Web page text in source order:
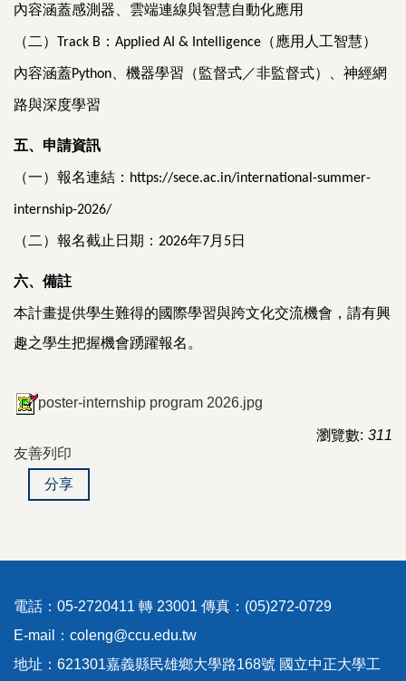
內容涵蓋感測器、雲端連線與智慧自動化應用
（二） Track B ： Applied AI & Intelligence （應用人工智慧）
內容涵蓋Python 、機器學習（監督式／非監督式）、神經網
路與深度學習
五、申請資訊
（一）報名連結： https://sece.ac.in/international-summer-
internship-2026/
（二）報名截止日期： 2026年7月 5日
六、備註
本計畫提供學生難得的國際學習與跨文化交流機會，請有興
趣之學生把握機會踴躍報名。
poster-internship program 2026.jpg
瀏覽數: 311
友善列印
分享
電話：05-2720411 轉 23001 傳真：(05)272-0729
E-mail：coleng@ccu.edu.tw
地址：621301嘉義縣民雄鄉大學路168號 國立中正大學工